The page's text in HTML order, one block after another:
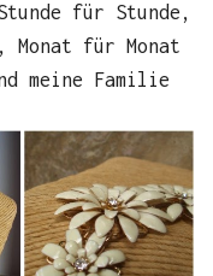
für Stunde,
Monat für Monat
meine Familie